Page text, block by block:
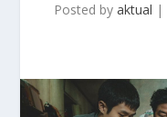
Posted by aktual |